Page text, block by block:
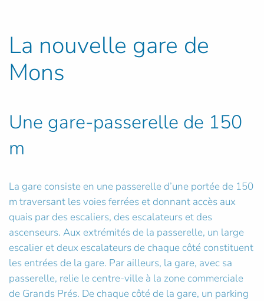
La nouvelle gare de
Mons
Une gare-passerelle de 150
m
La gare consiste en une passerelle d’une portée de 150
m traversant les voies ferrées et donnant accès aux
quais par des escaliers, des escalateurs et des
ascenseurs. Aux extrémités de la passerelle, un large
escalier et deux escalateurs de chaque côté constituent
les entrées de la gare. Par ailleurs, la gare, avec sa
passerelle, relie le centre-ville à la zone commerciale
de Grands Prés. De chaque côté de la gare, un parking